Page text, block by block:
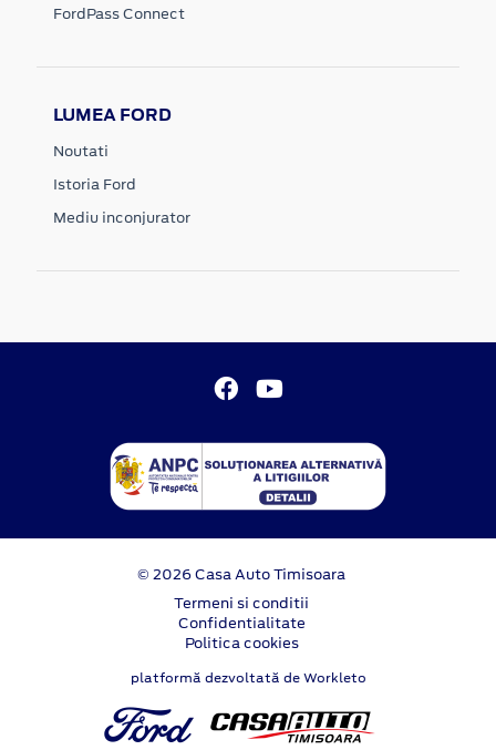
FordPass Connect
LUMEA FORD
Noutati
Istoria Ford
Mediu inconjurator
© 2026 Casa Auto Timisoara
Termeni si conditii
Confidentialitate
Politica cookies
platformă dezvoltată de Workleto